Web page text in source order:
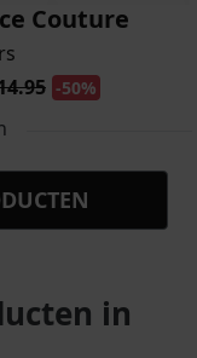
Couture
-50%
in